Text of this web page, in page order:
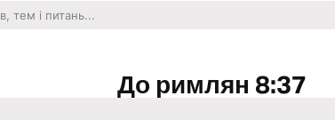
До римлян 8:37